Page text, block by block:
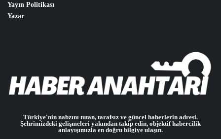
Yayın Politikası
Yazar
Türkiye'nin nabzını tutan, tarafsız ve güncel haberlerin adresi.
Şehrimizdeki gelişmeleri yakından takip edin, objektif habercilik
anlayışımızla en doğru bilgiye ulaşın.